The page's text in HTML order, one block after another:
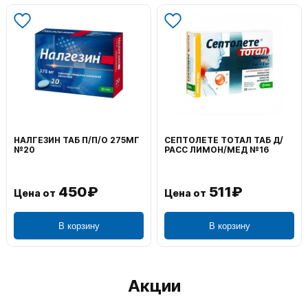
ВОЛЬТАРЕН ЭМУЛЬГЕЛЬ
НАРУЖ 2% 100Г
Цена от 1 195₽
В корзину
ФЕНИСТИЛ ГЕЛЬ НАРУЖ
0,1% 50Г
Цена от 804₽
В корзину
Акции